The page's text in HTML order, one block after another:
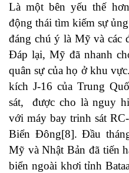
Là một bên yếu thế
động thái tìm kiếm sự
đáng chú ý là Mỹ và các
Đáp lại, Mỹ đã nhanh
quân sự của họ ở khu
kích J-16 của Trung
sát, được cho là nguy
với máy bay trinh sát
Biển Đông[8]. Đầu
Mỹ và Nhật Bản đã tiến
biển ngoài khơi tỉnh